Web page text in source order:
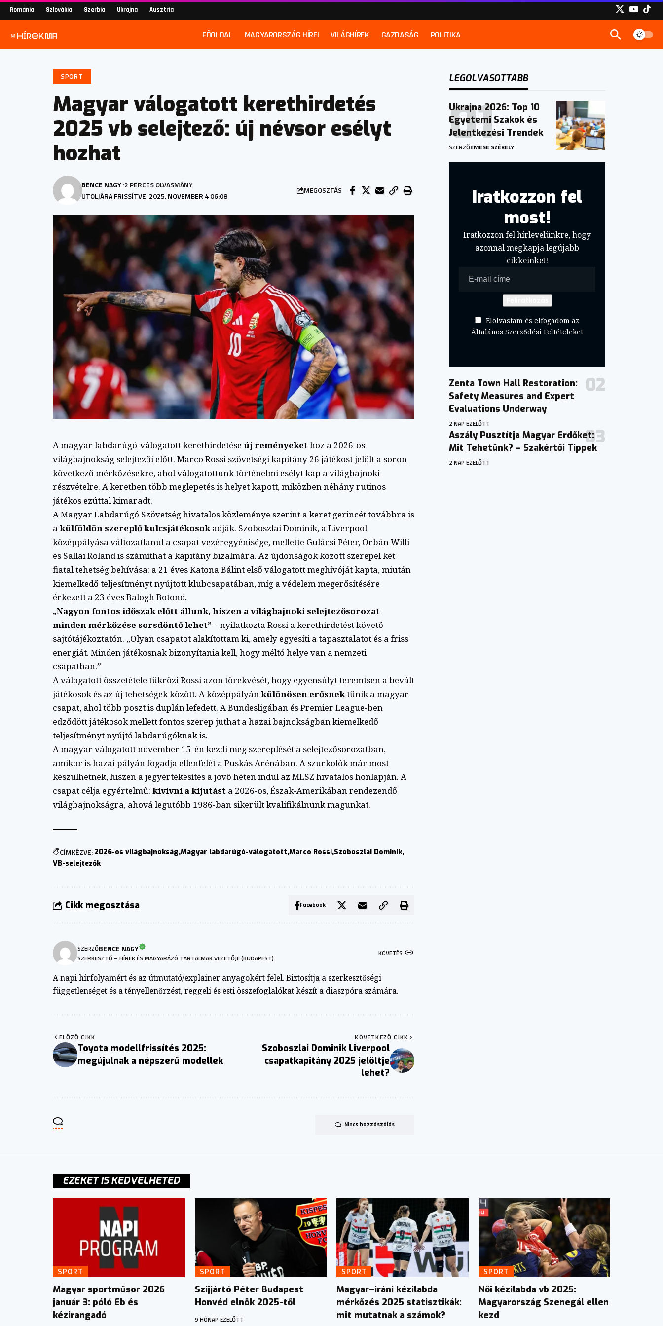
Románia Szlovákia Szerbia Ukrajna Ausztria
FŐOLDAL MAGYARORSZÁG HÍREI VILÁGHÍREK GAZDASÁG POLITIKA
SPORT
Magyar válogatott kerethirdetés
2025 vb selejtező: új névsor esélyt
hozhat
UTOLJÁRA FRISSÍTVE: 2025. NOVEMBER 4 06:08
BENCE NAGY 2 PERCES OLVASMÁNY
MEGOSZTÁS
A magyar labdarúgó-válogatott kerethirdetése új reményekethoz a 2026-os
világbajnokság selejtezői előtt. Marco Rossi szövetségi kapitány 26 játékost jelölt a soron
következő mérkőzésekre, ahol válogatottunk történelmi esélyt kap a világbajnoki
részvételre. A keretben több meglepetés is helyet kapott, miközben néhány rutinos
játékos ezúttal kimaradt.
A Magyar Labdarúgó Szövetség hivatalos közleménye szerint a keret gerincét továbbra is
akülföldön szereplő kulcsjátékosokadják. Szoboszlai Dominik, a Liverpool
középpályása változatlanul a csapat vezéregyénisége, mellette Gulácsi Péter, Orbán Willi
és Sallai Roland is számíthat a kapitány bizalmára. Az újdonságok között szerepel két
fiatal tehetség behívása: a 21 éves Katona Bálint első válogatott meghívóját kapta, miután
kiemelkedő teljesítményt nyújtott klubcsapatában, míg a védelem megerősítésére
érkezett a 23 éves Balogh Botond.
„Nagyon fontos időszak előtt állunk, hiszen a világbajnoki selejtezősorozat
minden mérkőzése sorsdöntő lehet” – nyilatkozta Rossi a kerethirdetést követő
sajtótájékoztatón. „Olyan csapatot alakítottam ki, amely egyesíti a tapasztalatot és a friss
energiát. Minden játékosnak bizonyítania kell, hogy méltó helye van a nemzeti
csapatban.”
A válogatott összetétele tükrözi Rossi azon törekvését, hogy egyensúlyt teremtsen a bevált
játékosok és az új tehetségek között. A középpályánkülönösen erősnektűnik a magyar
csapat, ahol több poszt is duplán lefedett. A Bundesligában és Premier League-ben
edződött játékosok mellett fontos szerep juthat a hazai bajnokságban kiemelkedő
teljesítményt nyújtó labdarúgóknak is.
A magyar válogatott november 15-én kezdi meg szereplését a selejtezősorozatban,
amikor is hazai pályán fogadja ellenfelét a Puskás Arénában. A szurkolók már most
készülhetnek, hiszen a jegyértékesítés a jövő héten indul az MLSZ hivatalos honlapján. A
csapat célja egyértelmű: kivívni a kijutást a 2026-os, Észak-Amerikában rendezendő
világbajnokságra, ahová legutóbb 1986-ban sikerült kvalifikálnunk magunkat.
CÍMKÉZVE: 2026-os világbajnokság Magyar labdarúgó-válogatott Marco Rossi Szoboszlai Dominik
VB-selejtezők
Cikk megosztása Facebook
SZERZŐBENCE NAGY
SZERKESZTŐ – HÍREK ÉS MAGYARÁZÓ TARTALMAK VEZETŐJE (BUDAPEST)
KÖVETÉS:
A napi hírfolyamért és az útmutató/explainer anyagokért felel. Biztosítja a szerkesztőségi
függetlenséget és a tényellenőrzést, reggeli és esti összefoglalókat készít a diaszpóra számára.
ELŐZŐ CIKK
Toyota modellfrissítés 2025:
megújulnak a népszerű modellek
KÖVETKEZŐ CIKK
Szoboszlai Dominik Liverpool
csapatkapitány 2025 jelöltje
lehet?
Nincs hozzászólás
LEGOLVASOTTABB
Ukrajna 2026: Top 10
Egyetemi Szakok és
Jelentkezési Trendek
SZERZŐEMESE SZÉKELY
Iratkozzon fel
most!
Iratkozzon fel hírlevelünkre, hogy
azonnal megkapja legújabb
cikkeinket!
Elolvastam és elfogadom az
Általános Szerződési Feltételeket
Zenta Town Hall Restoration:
Safety Measures and Expert
Evaluations Underway
2 NAP EZELŐTT
Aszály Pusztítja Magyar Erdőket:
Mit Tehetünk? – Szakértői Tippek
2 NAP EZELŐTT
EZEKET IS KEDVELHETED
SPORT
Magyar sportműsor 2026
január 3: póló Eb és
kézirangadó
SPORT
Szijjártó Péter Budapest
Honvéd elnök 2025-től
9 HÓNAP EZELŐTT
SPORT
Magyar–iráni kézilabda
mérkőzés 2025 statisztikák:
mit mutatnak a számok?
SPORT
Női kézilabda vb 2025:
Magyarország Szenegál ellen
kezd